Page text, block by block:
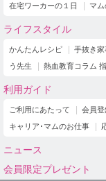
在宅ワーカーの１日
マ
ライフスタイル
かんたんレシピ 手抜き家
う先生
熱血教育コラム
利用ガイド
ご利用にあたって 会員登
キャリア･マムのお仕事
ニュース
会員限定プレゼント